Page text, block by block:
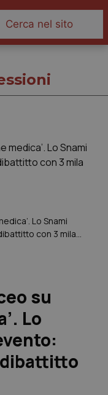
Lo Snami
con 3 mila
su
Lo
dibattitto